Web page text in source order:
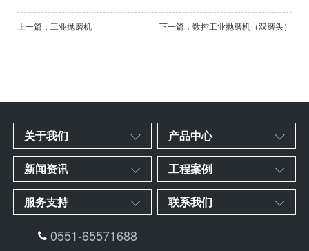
上一篇：工业抛磨机 下一篇：数控工业抛磨机（双磨头）
关于我们 产品中心
新闻资讯 工程案例
服务支持 联系我们
0551-65571688